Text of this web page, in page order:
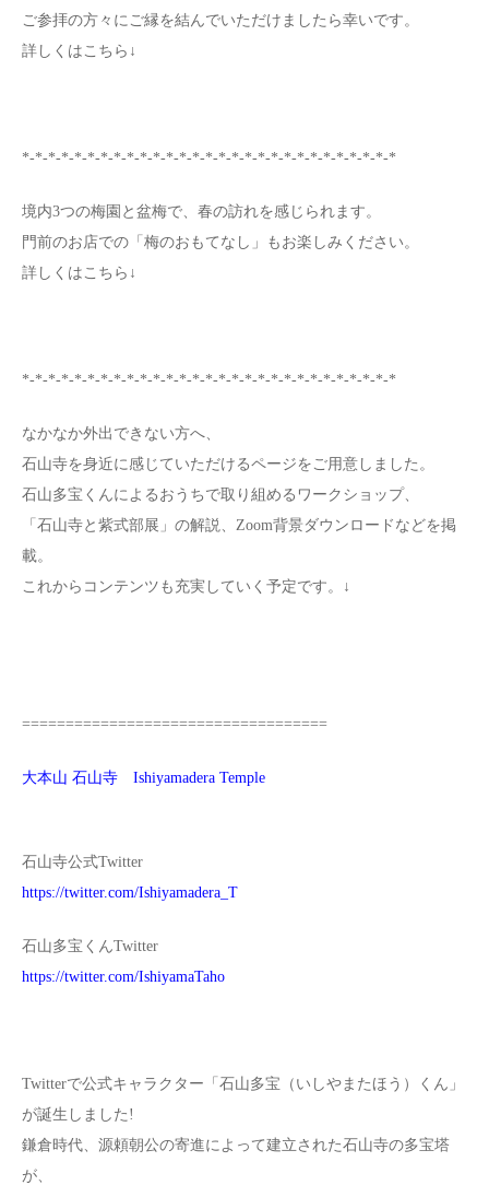
ご参拝の方々にご縁を結んでいただけましたら幸いです。
詳しくはこちら↓
*-*-*-*-*-*-*-*-*-*-*-*-*-*-*-*-*-*-*-*-*-*-*-*-*-*-*-*-*
境内3つの梅園と盆梅で、春の訪れを感じられます。
門前のお店での「梅のおもてなし」もお楽しみください。
詳しくはこちら↓
*-*-*-*-*-*-*-*-*-*-*-*-*-*-*-*-*-*-*-*-*-*-*-*-*-*-*-*-*
なかなか外出できない方へ、
石山寺を身近に感じていただけるページをご用意しました。
石山多宝くんによるおうちで取り組めるワークショップ、
「石山寺と紫式部展」の解説、Zoom背景ダウンロードなどを掲
載。
これからコンテンツも充実していく予定です。↓
===================================
大本山 石山寺 Ishiyamadera Temple
石山寺公式Twitter
https://twitter.com/Ishiyamadera_T
石山多宝くんTwitter
https://twitter.com/IshiyamaTaho
Twitterで公式キャラクター「石山多宝（いしやまたほう）くん」
が誕生しました!
鎌倉時代、源頼朝公の寄進によって建立された石山寺の多宝塔
が、